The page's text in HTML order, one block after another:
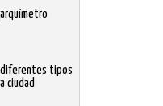
diferentes tipos
ciudad